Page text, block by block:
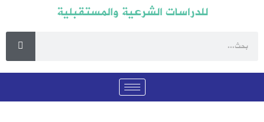
للدراسات الشرعية والمستقبلية